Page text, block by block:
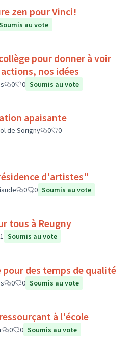
zen pour Vinci!
au vote
pour donner à voir
nos idées
0 0 Soumis au vote
apaisante
de Sorigny 0
0
d'artistes"
0 0 Soumis au vote
tous à Reugny
1 Soumis au vote
pour des temps de qualité
0 0 Soumis au vote
à l'école
0 0 Soumis au vote